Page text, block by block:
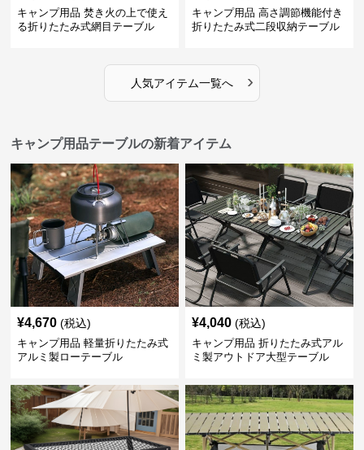
キャンプ用品 焚き火の上で使え
る折りたたみ式網目テーブル
キャンプ用品 高さ調節機能付き
折りたたみ式二段収納テーブル
人気アイテム一覧へ ›
キャンプ用品テーブルの新着アイテム
¥4,670 (税込)
キャンプ用品 軽量折りたたみ式
アルミ製ローテーブル
¥4,040 (税込)
キャンプ用品 折りたたみ式アル
ミ製アウトドア大型テーブル